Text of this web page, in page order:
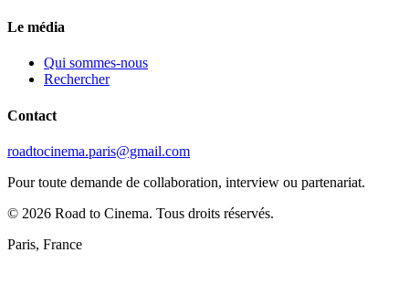
Le média
Qui sommes-nous
Rechercher
Contact
roadtocinema.paris@gmail.com
Pour toute demande de collaboration, interview ou partenariat.
© 2026 Road to Cinema. Tous droits réservés.
Paris, France